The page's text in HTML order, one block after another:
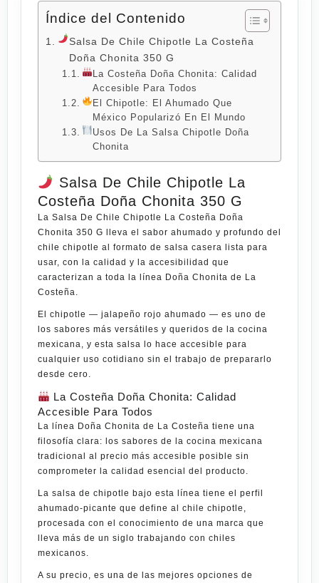
Índice del Contenido
Salsa De Chile Chipotle La Costeña
Doña Chonita 350 G
La Costeña Doña Chonita: Calidad
Accesible Para Todos
El Chipotle: El Ahumado Que
México Popularizó En El Mundo
Usos De La Salsa Chipotle Doña
Chonita
Salsa De Chile Chipotle La
Costeña Doña Chonita 350 G
La Salsa De Chile Chipotle La Costeña Doña
Chonita 350 G lleva el sabor ahumado y profundo del
chile chipotle al formato de salsa casera lista para
usar, con la calidad y la accesibilidad que
caracterizan a toda la línea Doña Chonita de La
Costeña
El chipotle — jalapeño rojo ahumado — es uno de
los sabores más versátiles y queridos de la cocina
mexicana, y esta salsa lo hace accesible para
cualquier uso cotidiano sin el trabajo de prepararlo
desde cero.
La Costeña Doña Chonita: Calidad
Accesible Para Todos
La línea Doña Chonita de La Costeña tiene una
filosofía clara: los sabores de la cocina mexicana
tradicional al precio más accesible posible sin
comprometer la calidad esencial del producto.
La salsa de chipotle bajo esta línea tiene el perfil
ahumado-picante que define al chile chipotle,
procesada con el conocimiento de una marca que
lleva más de un siglo trabajando con chiles
mexicanos.
A su precio, es una de las mejores opciones de